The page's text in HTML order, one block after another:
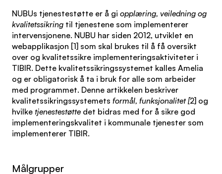
NUBUs tjenestestøtte er å gi opplæring, veiledning og
kvalitetssikring til tjenestene som implementerer
intervensjonene. NUBU har siden 2012, utviklet en
webapplikasjon [1] som skal brukes til å få oversikt
over og kvalitetssikre implementeringsaktiviteter i
TIBIR. Dette kvalitetssikringssystemet kalles Amelia
og er obligatorisk å ta i bruk for alle som arbeider
med programmet. Denne artikkelen beskriver
kvalitetssikringssystemets formål, funksjonalitet [2] og
hvilke tjenestestøtte det bidras med for å sikre god
implementeringskvalitet i kommunale tjenester som
implementerer TIBIR.
Målgrupper